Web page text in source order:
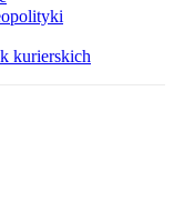
kurierskich